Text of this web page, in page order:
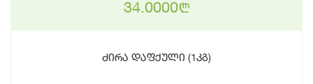
34.0000n
ძირა დაფქული (1კგ)